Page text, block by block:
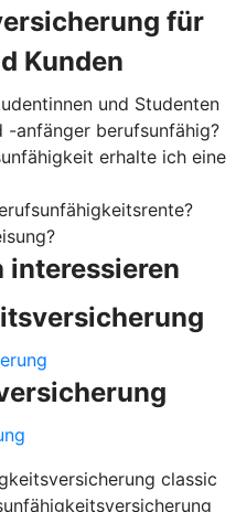
für
Kunden
und Studenten
-anfänger berufsunfähig?
erhalte ich eine
interessieren
classic